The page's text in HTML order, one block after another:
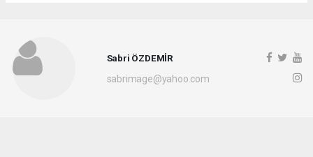
Sabri ÖZDEMİR
sabrimage@yahoo.com